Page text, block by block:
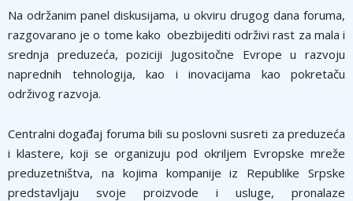
Na održanim panel diskusijama, u okviru drugog dana foruma,
razgovarano je o tome kako obezbijediti održivi rast za mala i
srednja preduzeća, poziciji Jugositočne Evrope u razvoju
naprednih tehnologija, kao i inovacijama kao pokretaču
održivog razvoja.
Centralni događaj foruma bili su poslovni susreti za preduzeća
i klastere, koji se organizuju pod okriljem Evropske mreže
preduzetništva, na kojima kompanije iz Republike Srpske
predstavljaju svoje proizvode i usluge, pronalaze